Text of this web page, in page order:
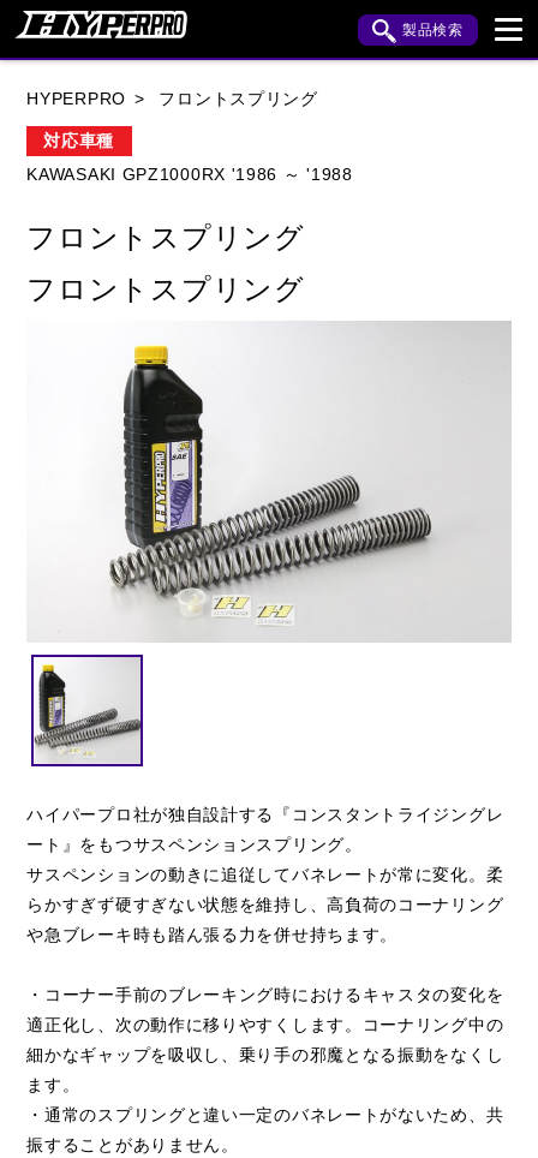
製品検索
DUCATI
HARLEY DAVIDSON
KTM
MV AGUSTA ROYAL ENFIELD
TRIUMPH
閉じる
HYPERPRO フロントスプリング
対応車種
KAWASAKI GPZ1000RX '1986 ～ '1988
フロントスプリング
フロントスプリング
ハイパープロ社が独自設計する『コンスタントライジングレ
ート』をもつサスペンションスプリング。
サスペンションの動きに追従してバネレートが常に変化。柔
らかすぎず硬すぎない状態を維持し、高負荷のコーナリング
や急ブレーキ時も踏ん張る力を併せ持ちます。
・コーナー手前のブレーキング時におけるキャスタの変化を
適正化し、次の動作に移りやすくします。コーナリング中の
細かなギャップを吸収し、乗り手の邪魔となる振動をなくし
ます。
・通常のスプリングと違い一定のバネレートがないため、共
振することがありません。